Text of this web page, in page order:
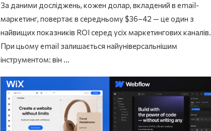
За даними досліджень, кожен долар, вкладений в email-
маркетинг, повертає в середньому $36–42 — це один з
найвищих показників ROI серед усіх маркетингових каналів.
При цьому email залишається найуніверсальнішим
інструментом: він …